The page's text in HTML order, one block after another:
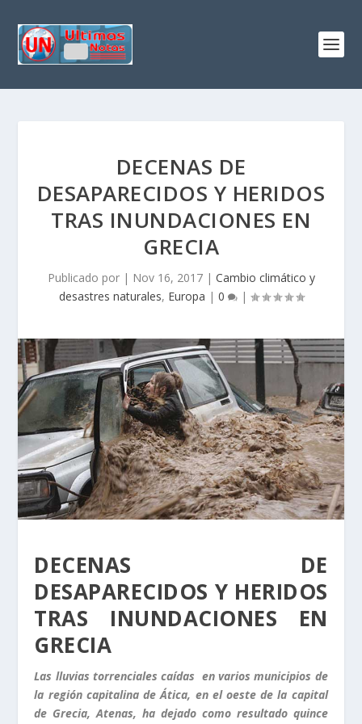
DECENAS DE
DESAPARECIDOS Y HERIDOS
TRAS INUNDACIONES EN
GRECIA
Publicado por | Nov 16, 2017| Cambio climático y
desastres naturales, Europa | 0 |
DECENAS DE
DESAPARECIDOS Y HERIDOS
TRAS INUNDACIONES EN
GRECIA
Las lluvias torrenciales caídas en varios municipios de
la región capitalina de Ática, en el oeste de la capital
de Grecia, Atenas, ha dejado como resultado quince